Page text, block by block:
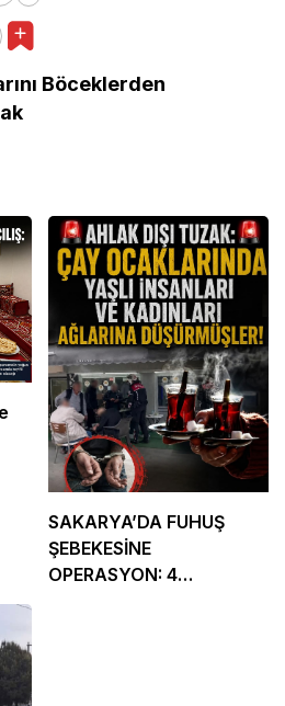
Böceklerden
SAKARYA’DA FUHUŞ
ŞEBEKESİNE
OPERASYON: 4